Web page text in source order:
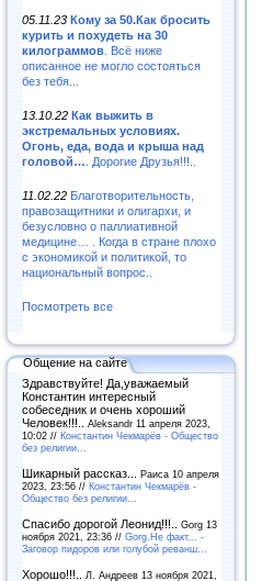
05.11.23 Кому за 50.Как бросить
курить и похудеть на 30
килограммов . Всё ниже
описанное не могло состояться
без тебя...
13.10.22 Как выжить в
экстремальных условиях.
Огонь, еда, вода и крыша над
головой… . Дорогие Друзья!!!..
11.02.22 Благотворительность,
правозащитники и олигархи, и
безусловно о паллиативной
медицине… . Когда в стране плохо
с экономикой и политикой, то
национальный вопрос..
Посмотреть все
Общение на сайте
Здравствуйте! Да,уважаемый
Константин интересный
собеседник и очень хороший
Человек!!!.. Aleksandr 11 апреля 2023,
10:02 // Константин Чекмарёв - Общество
без религии...
Шикарный рассказ... Раиса 10 апреля
2023, 23:56 // Константин Чекмарёв -
Общество без религии...
Спасибо дорогой Леонид!!!.. Gorg 13
ноября 2021, 23:36 // Gorg.Не факт... -
Заговор пидоров или голубой реванш…
Хорошо!!!..
Л. Андреев 13 ноября 2021,